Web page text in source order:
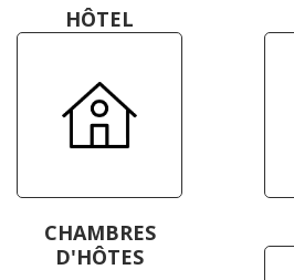
HÔTEL
CHAMBRES
D'HÔTES